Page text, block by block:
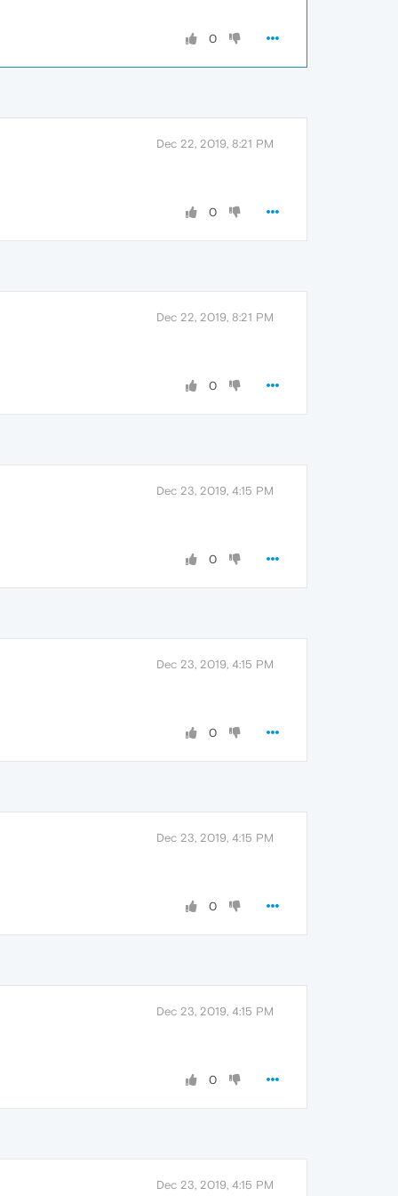
0
Dec 22, 2019, 8:21 PM
0
Dec 22, 2019, 8:21 PM
0
Dec 23, 2019, 4:15 PM
0
Dec 23, 2019, 4:15 PM
0
Dec 23, 2019, 4:15 PM
0
Dec 23, 2019, 4:15 PM
0
Dec 23, 2019, 4:15 PM